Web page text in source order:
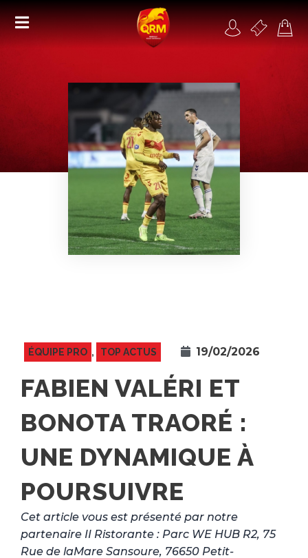
Académie
Féminines
Organisme de formation
Contact
FAQ
ÉQUIPE PRO , TOP ACTUS 19/02/2026
FABIEN VALÉRI ET
BONOTA TRAORÉ :
UNE DYNAMIQUE À
POURSUIVRE
Cet article vous est présenté par notre
partenaire II Ristorante : Parc WE HUB R2, 75
Rue de laMare Sansoure, 76650 Petit-